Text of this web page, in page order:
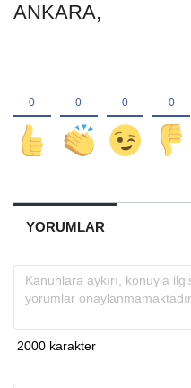
ANKARA,
YORUMLAR